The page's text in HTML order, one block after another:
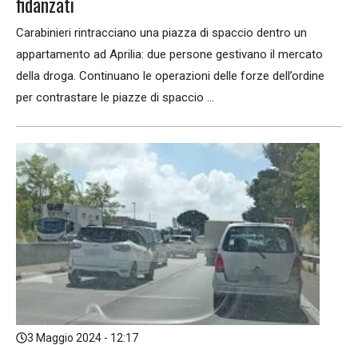
Carabinieri rintracciano una piazza di spaccio dentro un
appartamento ad Aprilia: due persone gestivano il mercato
della droga. Continuano le operazioni delle forze dell’ordine
per contrastare le piazze di spaccio ...
3 Maggio 2024 - 12:17